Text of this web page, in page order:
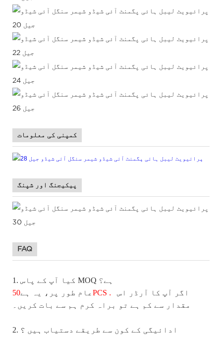
کمپنی کی معلومات
پیکیجنگ اور شپنگ
FAQ
1. کیا آپ کے پاس
MOQ ہے؟
عام طور پر، یہ ہے50 PCS . اگر
آپ کا آرڈر اس
مقدار سے کم ہے تو براہ کرم ہم سے بات کریں۔
2. ادائیگی کے کون سے طریقے دستیاب ہیں ؟